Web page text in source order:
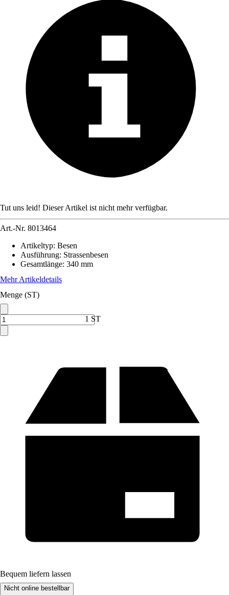
Tut uns leid! Dieser Artikel ist nicht mehr verfügbar.
Art.-Nr. 8013464
Artikeltyp: Besen
Ausführung: Strassenbesen
Gesamtlänge: 340 mm
Mehr Artikeldetails
Menge (ST)
1 ST
Bequem liefern lassen
Nicht online bestellbar